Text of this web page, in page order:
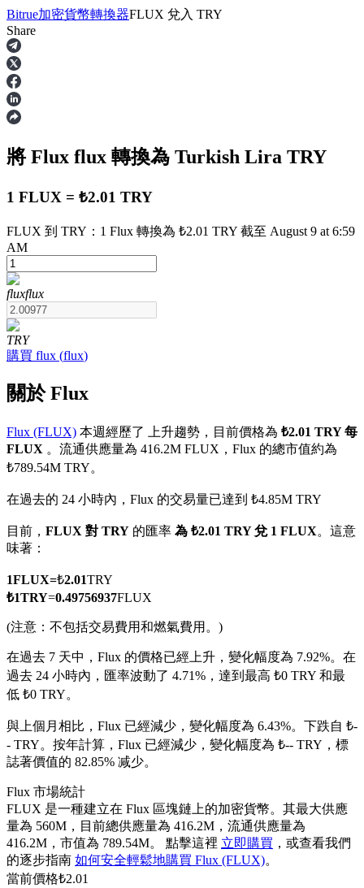
合約
多種以USDT結算的永續合約
幣本位永續
以數字貨幣為保證金的永續合約
TradFi
美股、外匯、貴金屬及大宗商品衍生性商品
USDC永續
Bitrue加密貨幣轉換器FLUX 兌入 TRY
Share
將 Flux flux 轉換為 Turkish Lira TRY
1 FLUX = ₺2.01 TRY
FLUX 到 TRY：1 Flux 轉換為 ₺2.01 TRY 截至 August 9 at 6:59
AM
fluxflux
TRY
購買 flux (flux)
關於 Flux
Flux (FLUX) 本週經歷了 上升趨勢，目前價格為 ₺2.01 TRY 每
FLUX 。流通供應量為 416.2M FLUX，Flux 的總市值約為
₺789.54M TRY。
在過去的 24 小時內，Flux 的交易量已達到 ₺4.85M TRY
目前， FLUX 對 TRY 的匯率 為 ₺2.01 TRY 兌 1 FLUX。這意
味著：
1FLUX=₺2.01TRY
₺1TRY=0.49756937FLUX
(注意：不包括交易費用和燃氣費用。)
在過去 7 天中，Flux 的價格已經上升，變化幅度為 7.92%。 在
過去 24 小時內，匯率波動了 4.71%，達到最高 ₺0 TRY 和最
低 ₺0 TRY。
與上個月相比，Flux 已經減少，變化幅度為 6.43%。下跌自 ₺-
- TRY。 按年計算，Flux 已經減少，變化幅度為 ₺-- TRY，標
誌著價值的 82.85% 减少。
Flux 市場統計
FLUX 是一種建立在 Flux 區塊鏈上的加密貨幣。其最大供應
量為 560M，目前總供應量為 416.2M，流通供應量為
416.2M，市值為 789.54M。 點擊這裡 立即購買 ，或查看我們
的逐步指南 如何安全輕鬆地購買 Flux (FLUX)。
當前價格₺2.01